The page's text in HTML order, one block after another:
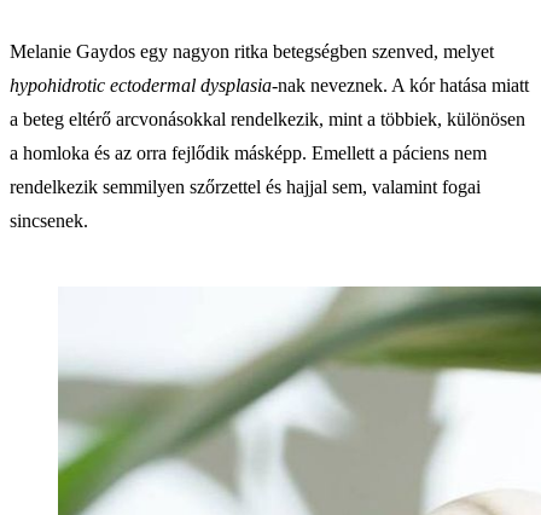
Melanie Gaydos egy nagyon ritka betegségben szenved, melyet
hypohidrotic ectodermal dysplasia-nak neveznek. A kór hatása miatt
a beteg eltérő arcvonásokkal rendelkezik, mint a többiek, különösen
a homloka és az orra fejlődik másképp. Emellett a páciens nem
rendelkezik semmilyen szőrzettel és hajjal sem, valamint fogai
sincsenek.